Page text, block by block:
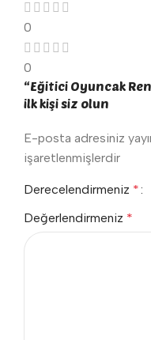
0
0
“Eğitici Oyuncak
ilk kişi siz olun
E-posta adresiniz
işaretlenmişlerdir
Derecelendirmeniz *
Değerlendirmeniz *